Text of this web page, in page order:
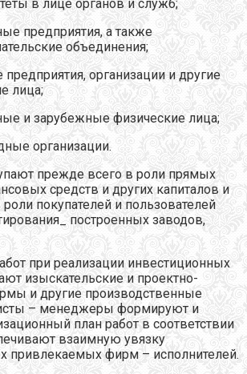
в лице органов и служб;
предприятия, а также
объединения;
организации и другие
лица;
и зарубежные физические лица;
организации.
прежде всего в роли прямых
средств и других капиталов и
покупателей и пользователей
построенных заводов,
при реализации инвестиционных
изыскательские и проектно-
и другие производственные
– менеджеры формируют и
план работ в соответствии
взаимную увязку
привлекаемых фирм – исполнителей.